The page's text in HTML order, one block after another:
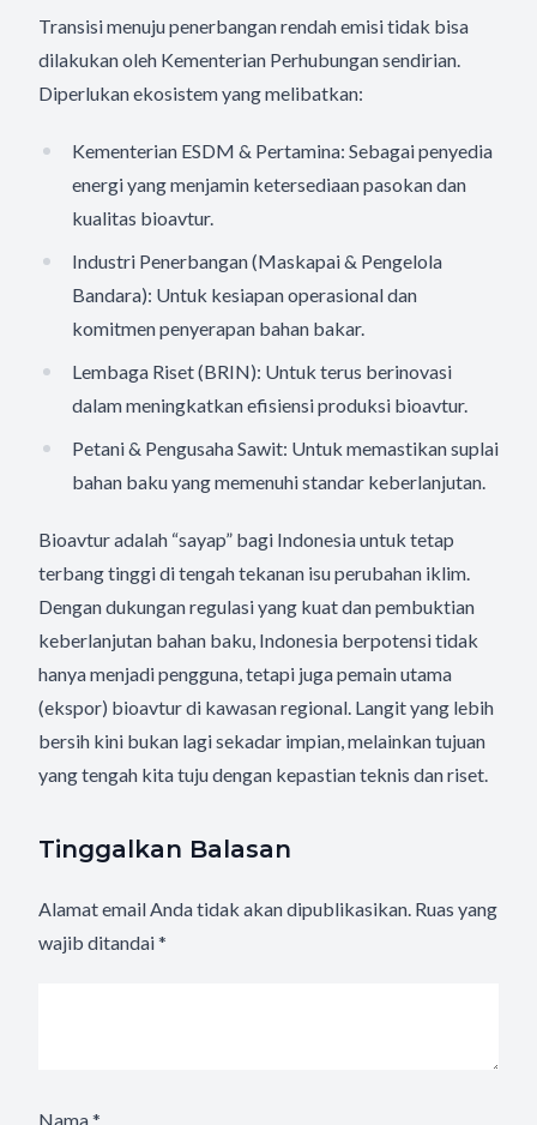
Transisi menuju penerbangan rendah emisi tidak bisa
dilakukan oleh Kementerian Perhubungan sendirian.
Diperlukan ekosistem yang melibatkan:
Kementerian ESDM & Pertamina: Sebagai penyedia
energi yang menjamin ketersediaan pasokan dan
kualitas bioavtur.
Industri Penerbangan (Maskapai & Pengelola
Bandara): Untuk kesiapan operasional dan
komitmen penyerapan bahan bakar.
Lembaga Riset (BRIN): Untuk terus berinovasi
dalam meningkatkan efisiensi produksi bioavtur.
Petani & Pengusaha Sawit: Untuk memastikan suplai
bahan baku yang memenuhi standar keberlanjutan.
Bioavtur adalah “sayap” bagi Indonesia untuk tetap
terbang tinggi di tengah tekanan isu perubahan iklim.
Dengan dukungan regulasi yang kuat dan pembuktian
keberlanjutan bahan baku, Indonesia berpotensi tidak
hanya menjadi pengguna, tetapi juga pemain utama
(ekspor) bioavtur di kawasan regional. Langit yang lebih
bersih kini bukan lagi sekadar impian, melainkan tujuan
yang tengah kita tuju dengan kepastian teknis dan riset.
Tinggalkan Balasan
Alamat email Anda tidak akan dipublikasikan. Ruas yang
wajib ditandai*
Nama*